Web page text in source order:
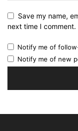
Save my name,
next time I comment.
Notify me of
Notify me of new